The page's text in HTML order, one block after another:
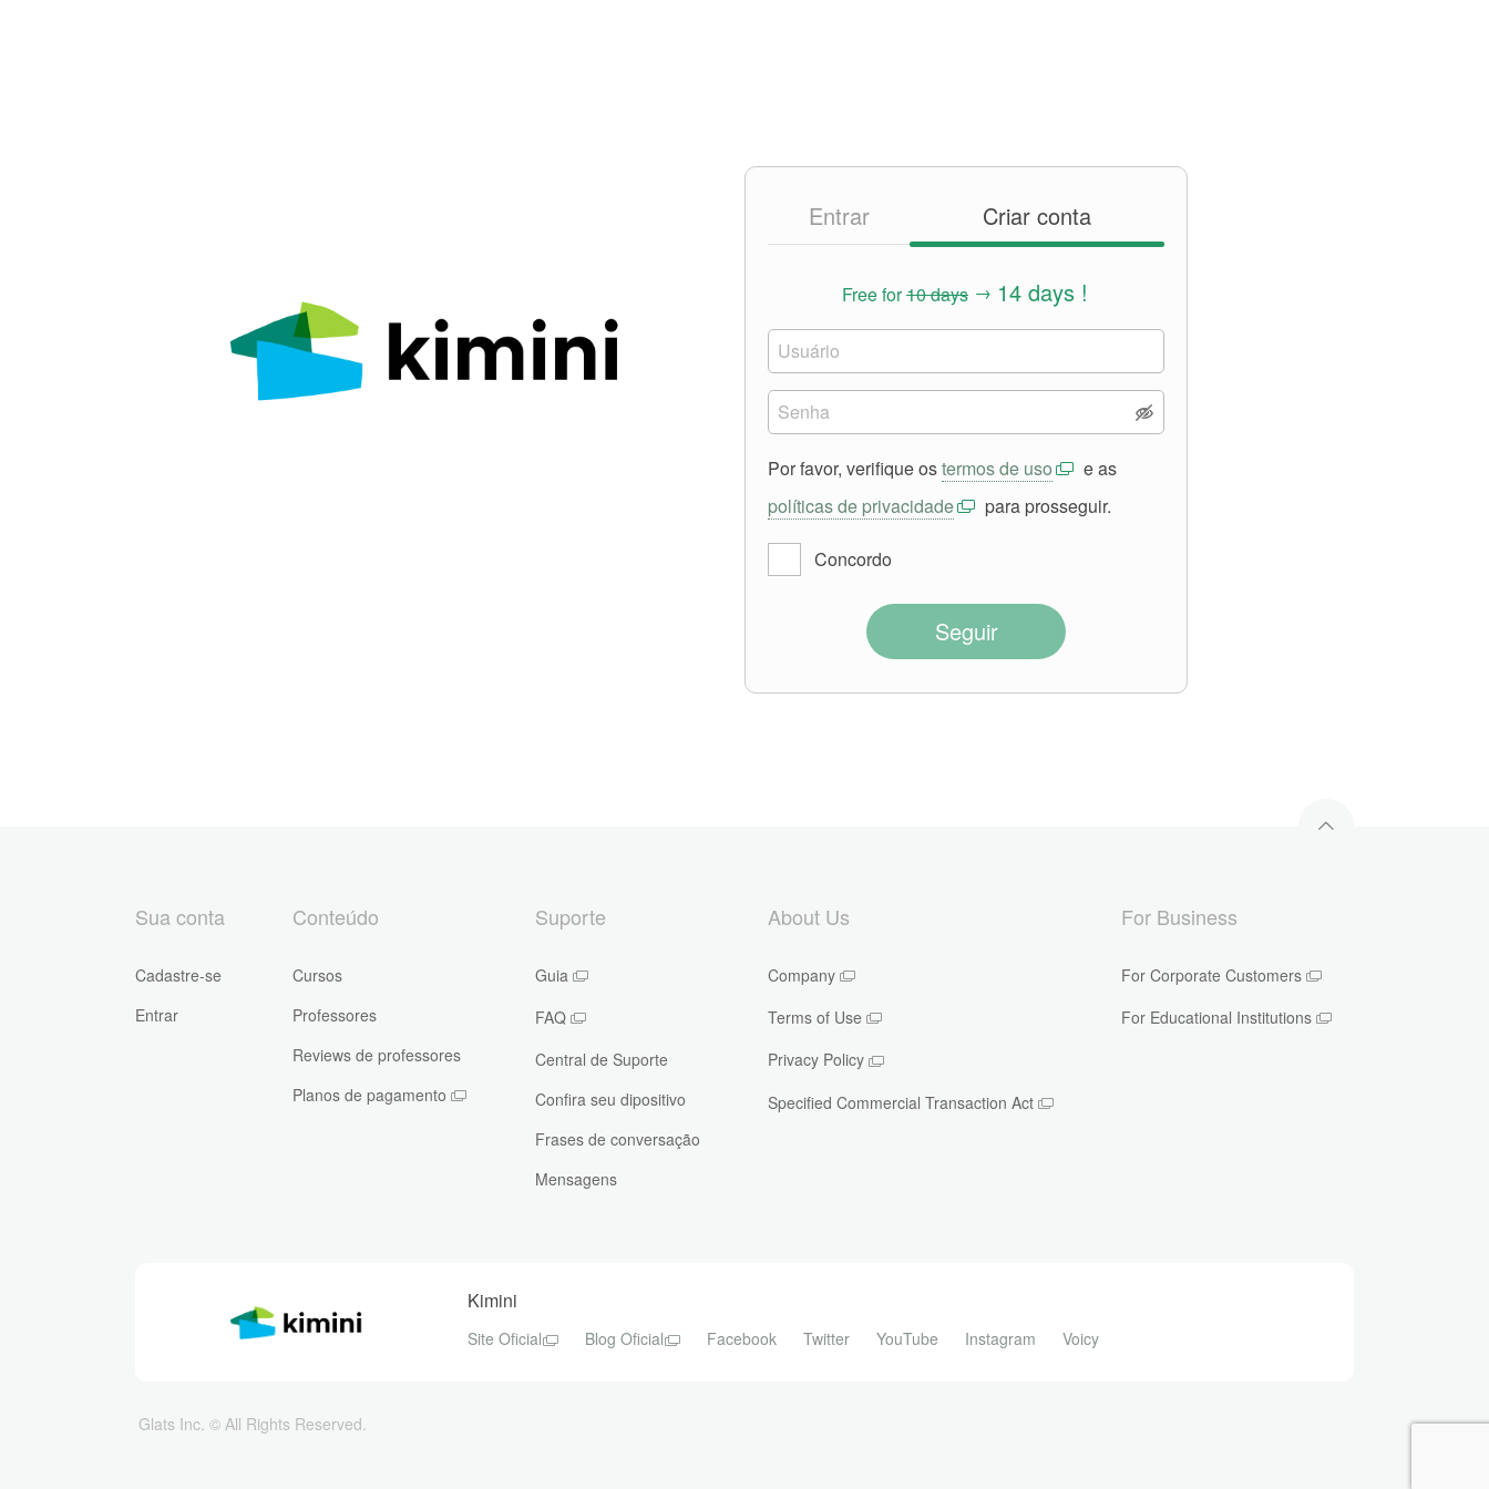
Entrar Criar conta
Free for10 days → 14 days !
Por favor, verifique ostermos de uso
e as
políticas de privacidade
para prosseguir.
Concordo
Seguir
Sua conta
Cadastre-se
Entrar
Conteúdo
Cursos
Professores
Reviews de professores
Planos de pagamento
Suporte
Guia
FAQ
Central de Suporte
Confira seu dipositivo
Frases de conversação
Mensagens
About Us
Company
Terms of Use
Privacy Policy
Specified Commercial Transaction Act
For Business
For Corporate Customers
For Educational Institutions
Kimini
Site Oficial Blog Oficial Facebook Twitter YouTube Instagram Voicy
Glats Inc. © All Rights Reserved.